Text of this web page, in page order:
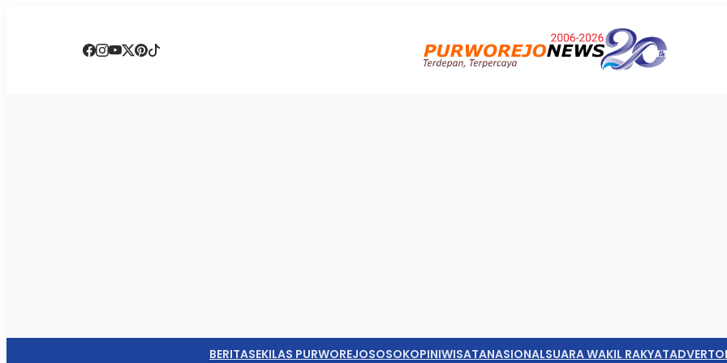
BERITASEKILAS PURWOREJOSOSOKOPINIWISATANASIONALSUARA WAKIL RAKYAT